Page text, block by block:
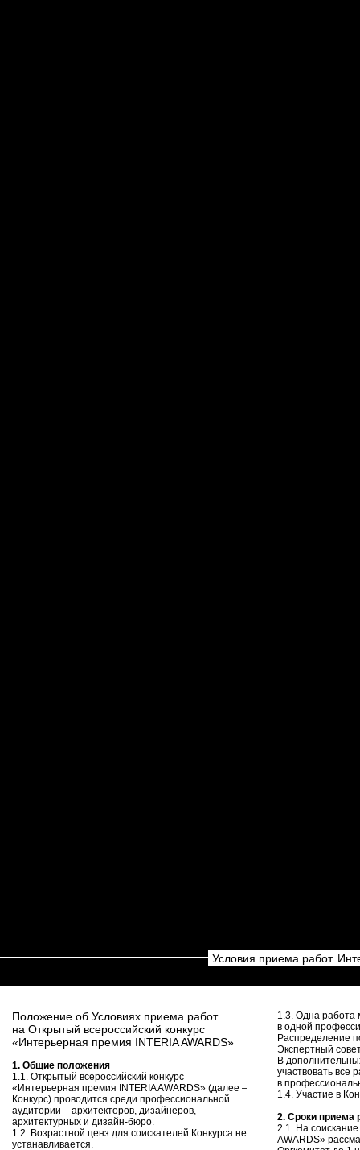
Условия приема работ.
Положение об Условиях приема работ
на Открытый всероссийский конкурс
«Интерьерная премия INTERIA AWARDS»
1. Общие положения
1.1. Открытый всероссийский конкурс
«Интерьерная премия INTERIA AWARDS» (далее –
Конкурс) проводится среди профессиональной
аудитории – архитекторов, дизайнеров,
архитектурных и дизайн-бюро.
1.2. Возрастной ценз для соискателей Конкурса не
устанавливается.
1.3. Одна работа
в одной
Распределение
Экспертный
В
участвовать все
в
1.4. Участие в
2. Сроки приема
2.1. На
AWARDS»